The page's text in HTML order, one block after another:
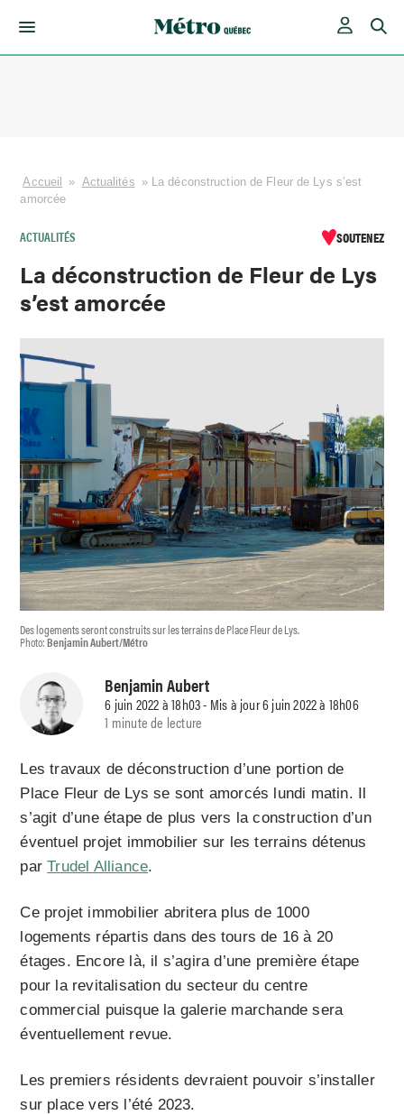
Accueil » Actualités » La déconstruction de Fleur de Lys s’est
amorcée
ACTUALITÉS SOUTENEZ
La déconstruction de Fleur de Lys
s’est amorcée
Des logements seront construits sur les terrains de Place Fleur de Lys.
Photo:Benjamin Aubert/Métro
Benjamin Aubert
6 juin 2022 à 18h03 - Mis à jour 6 juin 2022 à 18h06
1 minute de lecture
Les travaux de déconstruction d’une portion de
Place Fleur de Lys se sont amorcés lundi matin. Il
s’agit d’une étape de plus vers la construction d’un
éventuel projet immobilier sur les terrains détenus
parTrudel Alliance.
Ce projet immobilier abritera plus de 1000
logements répartis dans des tours de 16 à 20
étages. Encore là, il s’agira d’une première étape
pour la revitalisation du secteur du centre
commercial puisque la galerie marchande sera
éventuellement revue.
Les premiers résidents devraient pouvoir s’installer
sur place vers l’été 2023.